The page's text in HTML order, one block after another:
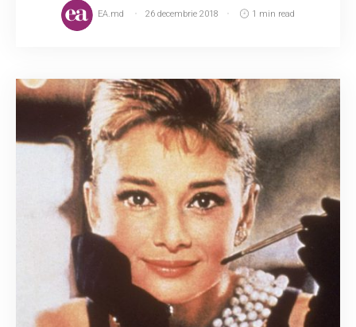
EA.md 26 decembrie 2018 1 min read